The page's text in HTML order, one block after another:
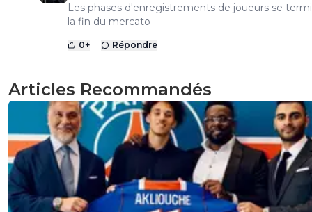
Les phases d'enregistrements de joueurs se
la fin du mercato
0+ Répondre
Articles Recommandés